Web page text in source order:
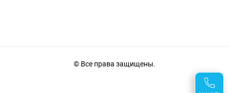
© Все права защищены.